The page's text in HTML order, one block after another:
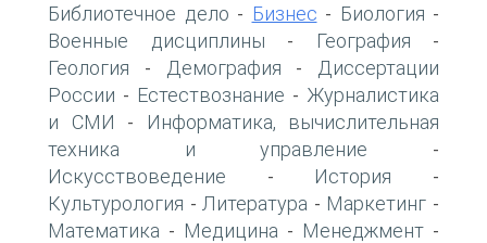
Библиотечное дело - Бизнес - Биология -
Военные дисциплины - География -
Геология - Демография -
Диссертации
России - Естествознание - Журналистика
и СМИ -
Информатика, вычислительная
техника и управление -
Искусствоведение - История -
Культурология - Литература - Маркетинг -
Математика - Медицина - Менеджмент -